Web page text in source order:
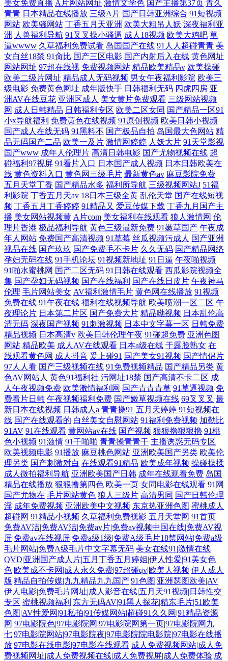
美女免费直播 A片网站网址 激情文学色 国产主播第37页 青久
青青 日本精品在线播放 三级A片 国产日韩亚洲综合 91短视频
网站 欧美骚网站 丁香五月天亚洲 欧美大粗吊人妖 深夜福利亚
洲 人兽福利导航 91叉叉操小骚逼 成人18视频 欧美大鸡吧 草
逼wwww 久草福利免费试看 岛国国产在线 91人人超碰青青 美
女白丝18禁 91肏比 国产三区电影 国产内射后入在线 黄色网址
网站网址 97超在线视 免费视频网站 精品欧美精品v 欧美操碰
欧美二级片网址 精品成人无码视频 男女午夜福利影院 欧美三
级电影 免费黄色网址 成年版快手 日韩福利无码 四虎四房 亚
洲AV在线豆花 亚洲区成人 美女黄片免费观看 三级网站视频
网 成人日韩精品 日韩福利专区 欧美二区女同 国产精品一区91
小x导航福利 免费黄色在线视频 91原创视频 欧美日韩小视频
国产成人在线无码 91黑料不 国产极品自拍 岛国最大色网站 精
品无码国产二品 欧美一及片 激情网婷婷 人妖大片 91天堂影视
国产www 成年人伦理片 高清日韩电影 国产尤物视频在线 超
碰福利97视屏 91看片入口 日本国产成人视频 日本日韩欧美在
线 黄色资料入口 黄色网三级毛片 最新黄色av 麻豆影院免费
五月天堂丁香 国产精品水多 福利所导航 三级视频网站J 51福
利影院 丁香五月天av 18日本三级全黄 乱伦天堂 国产在线短视
频 丁香五月丁香婷婷 91精品又 爱豆传媒下载 丁香九月国产主
播 美女网站视频黄 A片com 美女福利在线观看 狼人激情网 伦
理片香港 极品福利导航 黄色三级最新免费 91嫩草国产 午夜成
年人网站 免费国产高清视频 91草莓 丝瓜视频污成人 国产亚洲
视品在线 国产玖玖 国产免费毛不卡片 久久无码 国产精品网络
孕妇无码在线 91手机论坛 91视频新地址 91日逼 午夜啪视频
91啪水蜜桃网 国产二区无码 91日韩在线观看 西瓜影院视频全
集 国产孕妇无码视频 国产在线福利 国产在线日皮片 午夜神马
伦理 毛片网站美女 AV福利激情毛片 黄色网在线播放 91视频
免费在线 91午夜在线 福利在线视频导航 欧美喷潮一区二区 午
夜理论片 日本第二片区 国产免费大片 精品呦视频 日本乱伦高
清无码 深夜国产视频 91刺激视频 日本中文字幕一区 日韩免费
精品视频 日本高清v 欧美日韩伦理午夜 91碰超免费 亚洲色图
网站 精品欧美 成人AV在线观看 日本a级在线 干露脸熟女 在
线观看黄色网 成人抖音 爰上碰91 国产美女91视频 国产情侣片
97人人看 国产三级视频在线 91免费视频精品 国产精品另类 黄
色AV网站人 黄色91福利社 污网址18禁 国产高清不卡二区 成
人午夜视频免费 欧美激情福利网 国产青青青草 91草逼视频 免
费看片日韩 午夜视频福利免费 国产嫩草视频在线 69叉叉叉 最
新日本在线视频 日韩成人a 青青操91 五月天婷婷 91短视频在
线 国产在线观看的 白丝美女自慰网站 91福利免费视频 加勒比
91AV 91在线观看 黄网站av在线 国产视频 狠狠擼狠狠擼 91桃
色小视频 91激情 91干啪啪 青青操青青干 主播诱惑无码专区
欧美视频电影 91播放 麻豆桃色网站 亚洲欧美国产另类 欧美伦
理另类 国产刺激对白 在线观看91精品 欧美成年视频 操碰操揉
成人微拍福利导航 亚洲欧美国产日韩 成年在线观看免费 岛国
精品在线播放 狠狠撸第四色 欧美一页 女同电影在线观看 91网
国产尤物在 毛片网站黄色 狼人三级片 高清男同 国产日韩伦理
淫 成年免费视频 亚洲欧美中文视频 东京热亚洲色图 蜜桃成人
超碰网 91精品小视频 久草福利免费视影 五月天堂网 91首页
免费AV洁|免费AV洁|免费av片|免费av视频中国在线|免费AV视
屏|免费av在线视屏|免费a级1级|免费A级毛片18禁网站|免费a级
毛片网站|免费A级毛片中文字幕无码 美女在线91|激情在线
QVD|亚洲国产成人片|五月丁香五月婷姐|伊人性爱|91美女色
色|欧美成不卡网|成人永久免费|97超碰qv|欧美人视频 伊人成人
版|精品自拍传媒|九九精品九九国产|91色图|亚洲瑟图欧美|AV
伊人电影|免费毛片网址|成人影音在线|五月天91视频|日韩性交
专区 蜜桃视频福利|东方无码AV|91黑人探花|精东毛片|51欧美
色图|AV性爱网|91私拍|91传媒网站|超碰91久久网|91精品资源
网 97电影院色|97电影院网|97电影院网第一页|97电影院网九
七|97电影院网站|97电影院夜|97电影院院电影院|97电影在线播
放|97电影在线电影|97电影在线观看 成人免费视频网站|成人免
费视频网址|成人免费视频在线|成人免费视屏|成人免费体验|成